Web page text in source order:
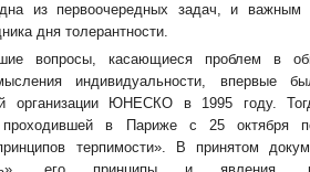
из первоочередных задач, и важным
дня толерантности.
вопросы, касающиеся проблем в
индивидуальности, впервые
организации ЮНЕСКО в 1995 году.
проходившей в Париже с 25 октября
терпимости». В принятом